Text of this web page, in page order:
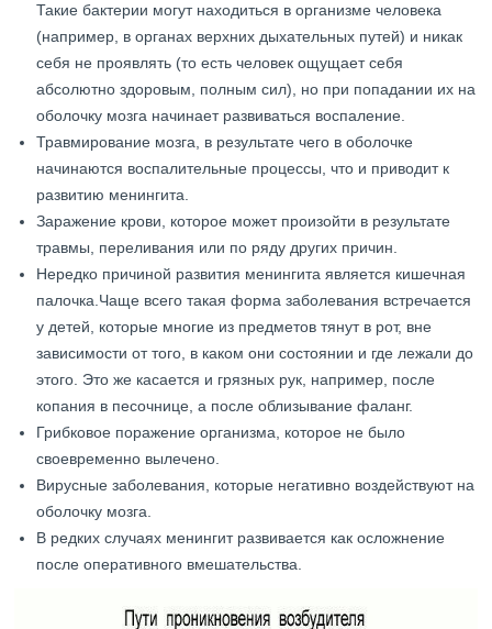
Такие бактерии могут находиться в организме человека
(например, в органах верхних дыхательных путей) и никак
себя не проявлять (то есть человек ощущает себя
абсолютно здоровым, полным сил), но при попадании их на
оболочку мозга начинает развиваться воспаление.
Травмирование мозга, в результате чего в оболочке
начинаются воспалительные процессы, что и приводит к
развитию менингита.
Заражение крови, которое может произойти в результате
травмы, переливания или по ряду других причин.
Нередко причиной развития менингита является кишечная
палочка.Чаще всего такая форма заболевания встречается
у детей, которые многие из предметов тянут в рот, вне
зависимости от того, в каком они состоянии и где лежали до
этого. Это же касается и грязных рук, например, после
копания в песочнице, а после облизывание фаланг.
Грибковое поражение организма, которое не было
своевременно вылечено.
Вирусные заболевания, которые негативно воздействуют на
оболочку мозга.
В редких случаях менингит развивается как осложнение
после оперативного вмешательства.